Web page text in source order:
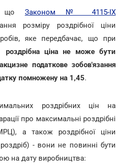
щоЗаконом № 4115-ІХ
розміру роздрібної ціни
яке передбачає, що при
роздрібна ціна не може бути
податкове зобов'язання
помножену на 1,45.
роздрібних цін на
про максимальні роздрібні
а також роздрібної ціни
- вони не повинні бути
на дату виробництва: